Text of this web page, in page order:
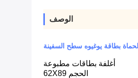
الوصف
بطاقة يوغيوه سطح السفينة
أغلفة بطاقات مطبوعة
الحجم 62X89